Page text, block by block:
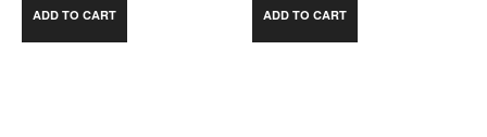
ADD TO CART ADD TO CART